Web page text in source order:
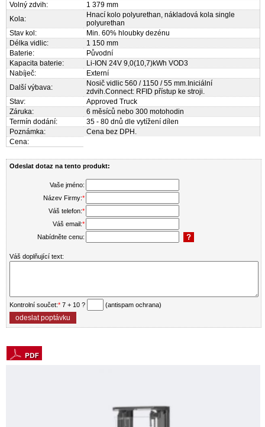
Volný zdvih:
1 379 mm
Kola:
Hnací kolo polyurethan, nákladová kola single
polyurethan
Stav kol:
Min. 60% hloubky dezénu
Délka vidlic:
1 150 mm
Baterie:
Původní
Kapacita baterie:
Li-ION 24V 9,0(10,7)kWh VOD3
Nabíječ:
Externí
Další výbava:
Nosič vidlic 560 / 1150 / 55 mm.Iniciální
zdvih.Connect: RFID přístup ke stroji.
Stav:
Approved Truck
Záruka:
6 měsíců nebo 300 motohodin
Termín dodání:
35 - 80 dnů dle vytížení dílen
Poznámka:
Cena bez DPH.
Cena:
Odeslat dotaz na tento produkt:
Vaše jméno:
Název Firmy:*
Váš telefon:*
Váš email:*
Nabídněte cenu:
Váš doplňující text:
Kontrolní součet:* 7 + 10 ? (antispam ochrana)